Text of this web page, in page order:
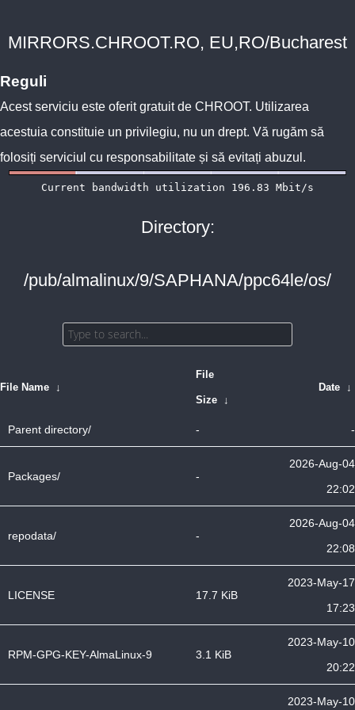
MIRRORS.CHROOT.RO, EU,RO/Bucharest
Reguli
Acest serviciu este oferit gratuit de CHROOT. Utilizarea
acestuia constituie un privilegiu, nu un drept. Vă rugăm să
folosiți serviciul cu responsabilitate și să evitați abuzul.
Directory:
/pub/almalinux/9/SAPHANA/ppc64le/os/
File Name ↓
File
Size ↓
Date ↓
Parent directory/ - -
Packages/ -
2026-Aug-04
22:02
repodata/ -
2026-Aug-04
22:08
LICENSE 17.7 KiB
2023-May-17
17:23
RPM-GPG-KEY-AlmaLinux-9 3.1 KiB
2023-May-10
20:22
2023-May-10